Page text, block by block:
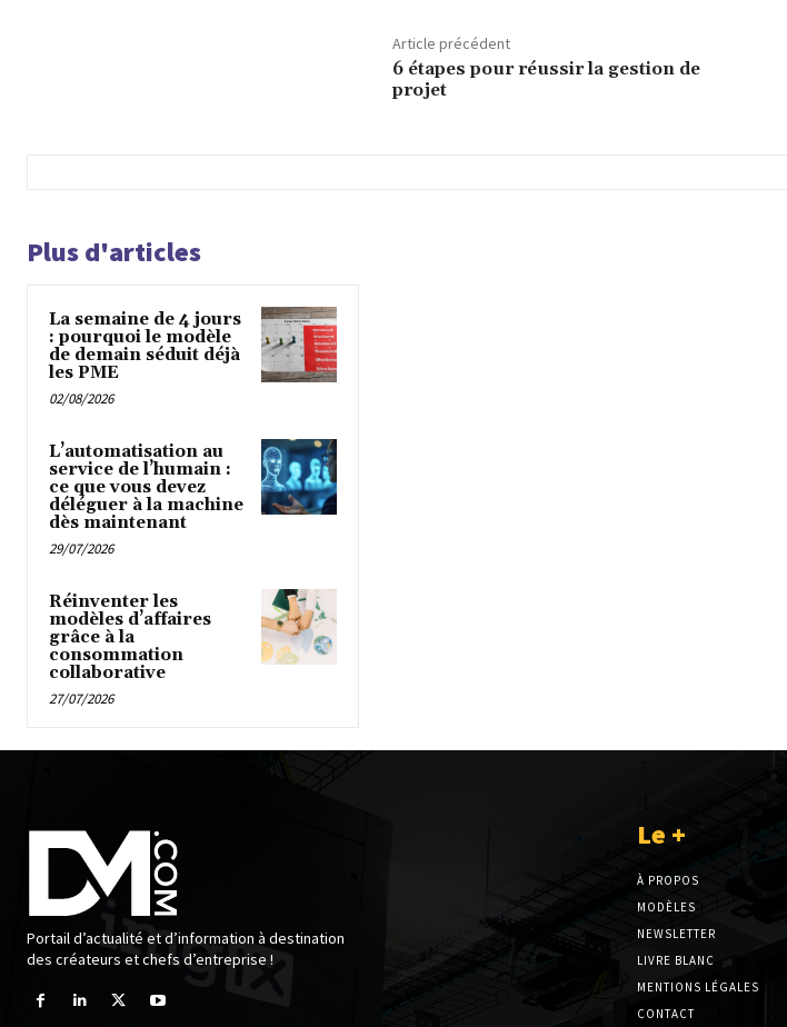
Article précédent
6 étapes pour réussir la gestion de
projet
Plus d'articles
La semaine de 4 jours
: pourquoi le modèle
de demain séduit déjà
les PME
02/08/2026
L’automatisation au
service de l’humain :
ce que vous devez
déléguer à la machine
dès maintenant
29/07/2026
Réinventer les
modèles d’affaires
grâce à la
consommation
collaborative
27/07/2026
Portail d’actualité et d’information à destination
des créateurs et chefs d’entreprise !
Le +
À PROPOS
MODÈLES
NEWSLETTER
LIVRE BLANC
MENTIONS LÉGALES
CONTACT